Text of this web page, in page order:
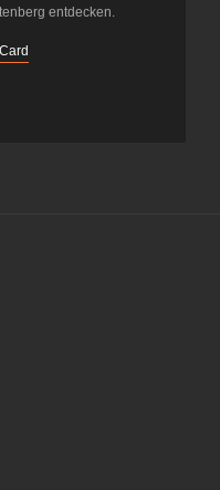
entdecken.